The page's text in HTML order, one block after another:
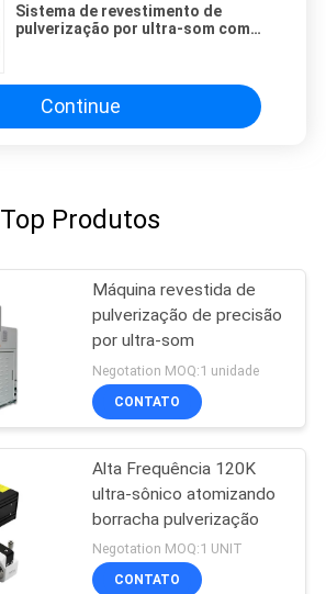
Sistema de revestimento de
pulverização por ultra-som com
Continue
Top Produtos
Máquina revestida de
pulverização de precisão
por ultra-som
Negotation MOQ:1 unidade
CONTATO
Alta Frequência 120K
ultra-sônico atomizando
borracha pulverização
Negotation MOQ:1 UNIT
CONTATO